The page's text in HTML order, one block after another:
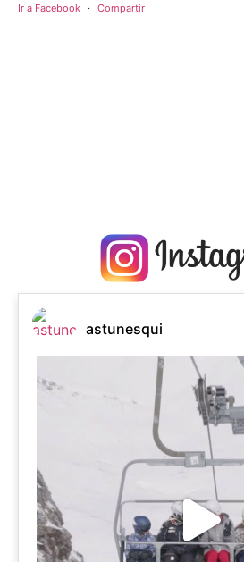
Ir a Facebook · Compartir
astunesqui